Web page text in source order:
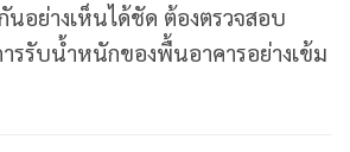
นอย่างเห็นได้ชัด ต้องตรวจสอบ
รรับน้ำหนักของพื้นอาคารอย่างเข้ม